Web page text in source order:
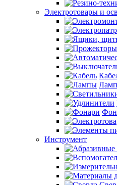
Электротовары и
Инструмент